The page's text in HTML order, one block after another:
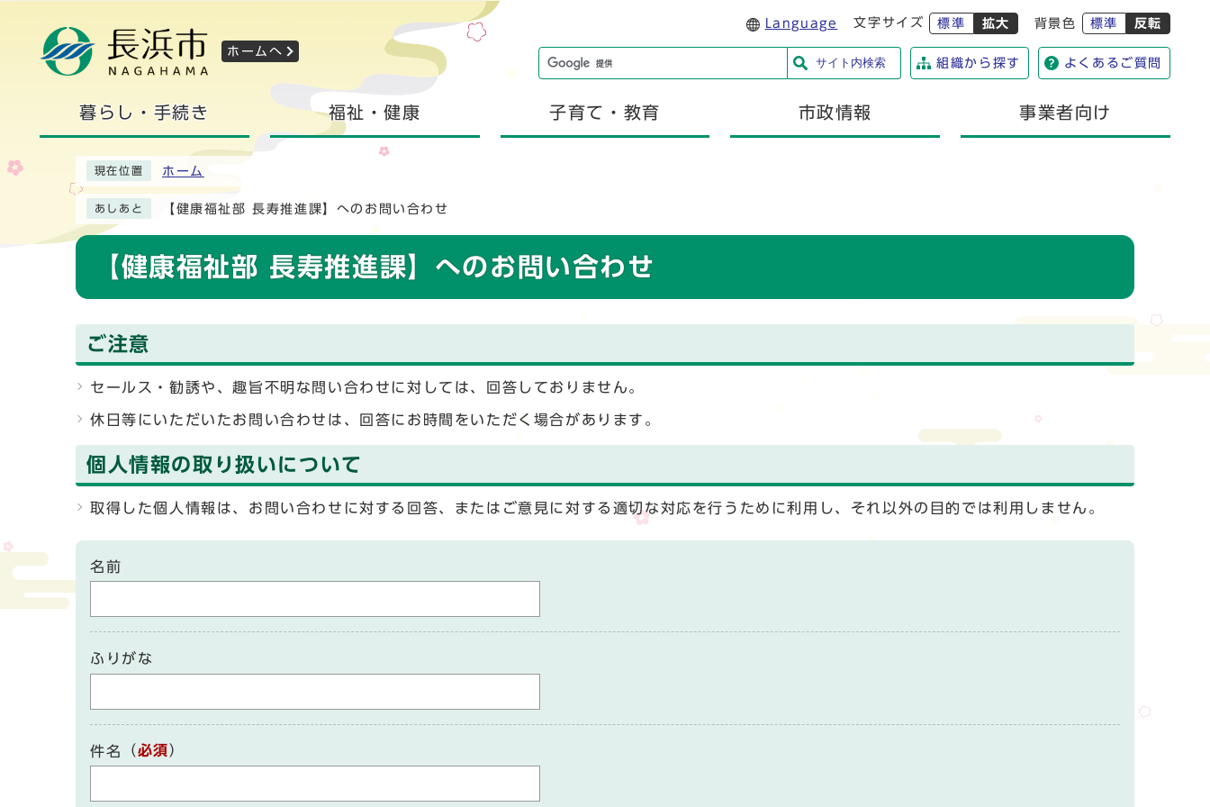
ホームへ
Language 文字サイズ 標準 拡大 背景色 標準 反転
サイト内検索 組織から探す よくあるご質問
暮らし・手続き 福祉・健康 子育て・教育 市政情報 事業者向け
現在位置 ホーム
あしあと 【健康福祉部 長寿推進課】へのお問い合わせ
【健康福祉部 長寿推進課】へのお問い合わせ
ご注意
セールス・勧誘や、趣旨不明な問い合わせに対しては、回答しておりません。
休日等にいただいたお問い合わせは、回答にお時間をいただく場合があります。
個人情報の取り扱いについて
取得した個人情報は、お問い合わせに対する回答、またはご意見に対する適切な対応を行うために利用し、それ以外の目的では利用しません。
名前
ふりがな
件名 （必須）